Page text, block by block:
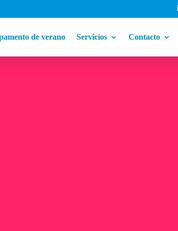
de verano Servicios Contacto